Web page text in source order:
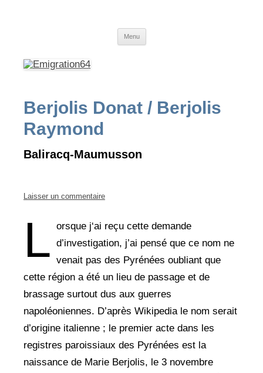
Menu
au
Berjolis Donat / Berjolis
Raymond
Baliracq-Maumusson
Laisser un commentaire
L orsque j‘ai reçu cette demande
d’investigation, j’ai pensé que ce nom ne
venait pas des Pyrénées oubliant que
cette région a été un lieu de passage et de
brassage surtout dus aux guerres
napoléoniennes. D’après Wikipedia le nom serait
d’origine italienne ; le premier acte dans les
registres paroissiaux des Pyrénées est la
naissance de Marie Berjolis, le 3 novembre